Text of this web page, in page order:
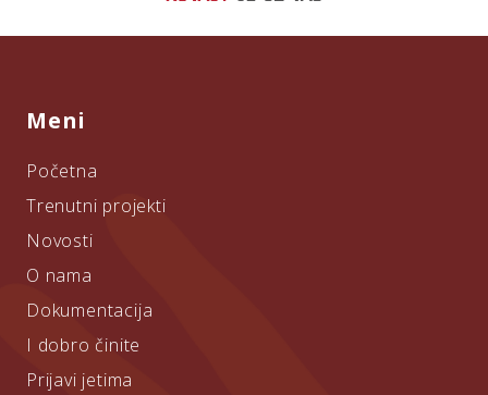
Meni
Početna
Trenutni projekti
Novosti
O nama
Dokumentacija
I dobro činite
Prijavi jetima